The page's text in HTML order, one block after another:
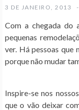
3 DE JANEIRO, 2013
Com a chegada do
pequenas
ver. Há pessoas que
porque não mudar
Inspire-se nos
que o vão deixar